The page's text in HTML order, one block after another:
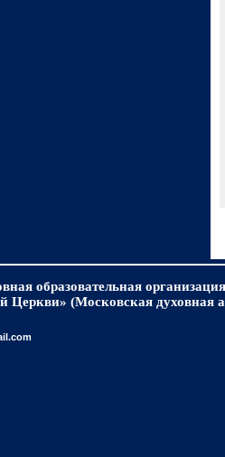
образовательная
Церкви» (Московская духовная